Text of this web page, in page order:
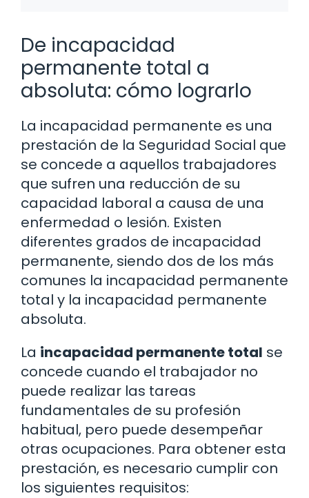
De incapacidad
permanente total a
absoluta: cómo lograrlo
La incapacidad permanente es una
prestación de la Seguridad Social que
se concede a aquellos trabajadores
que sufren una reducción de su
capacidad laboral a causa de una
enfermedad o lesión. Existen
diferentes grados de incapacidad
permanente, siendo dos de los más
comunes la incapacidad permanente
total y la incapacidad permanente
absoluta.
La incapacidad permanente total se
concede cuando el trabajador no
puede realizar las tareas
fundamentales de su profesión
habitual, pero puede desempeñar
otras ocupaciones. Para obtener esta
prestación, es necesario cumplir con
los siguientes requisitos: